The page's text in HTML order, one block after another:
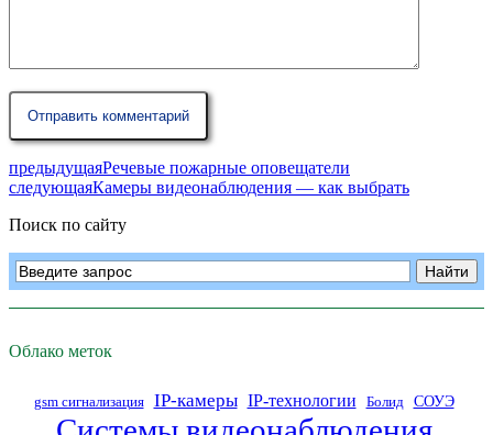
предыдущаяРечевые пожарные оповещатели
следующаяКамеры видеонаблюдения — как выбрать
Поиск по сайту
Облако меток
gsm сигнализация IP-камеры IP-технологии Болид СОУЭ